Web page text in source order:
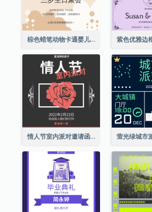
棕色蜡笔动物卡通婴儿生日邀请
情人节室内派对邀请函